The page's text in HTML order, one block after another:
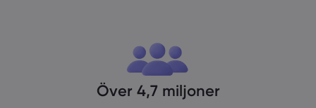
Över 4,7 miljoner